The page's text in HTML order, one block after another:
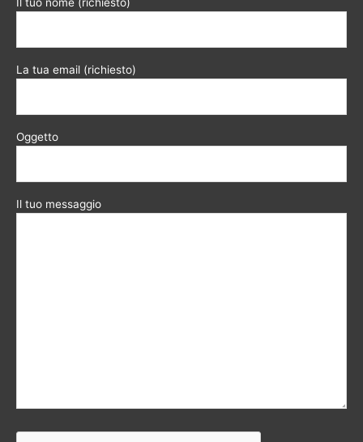
Il tuo nome (richiesto)
La tua email (richiesto)
Oggetto
Il tuo messaggio